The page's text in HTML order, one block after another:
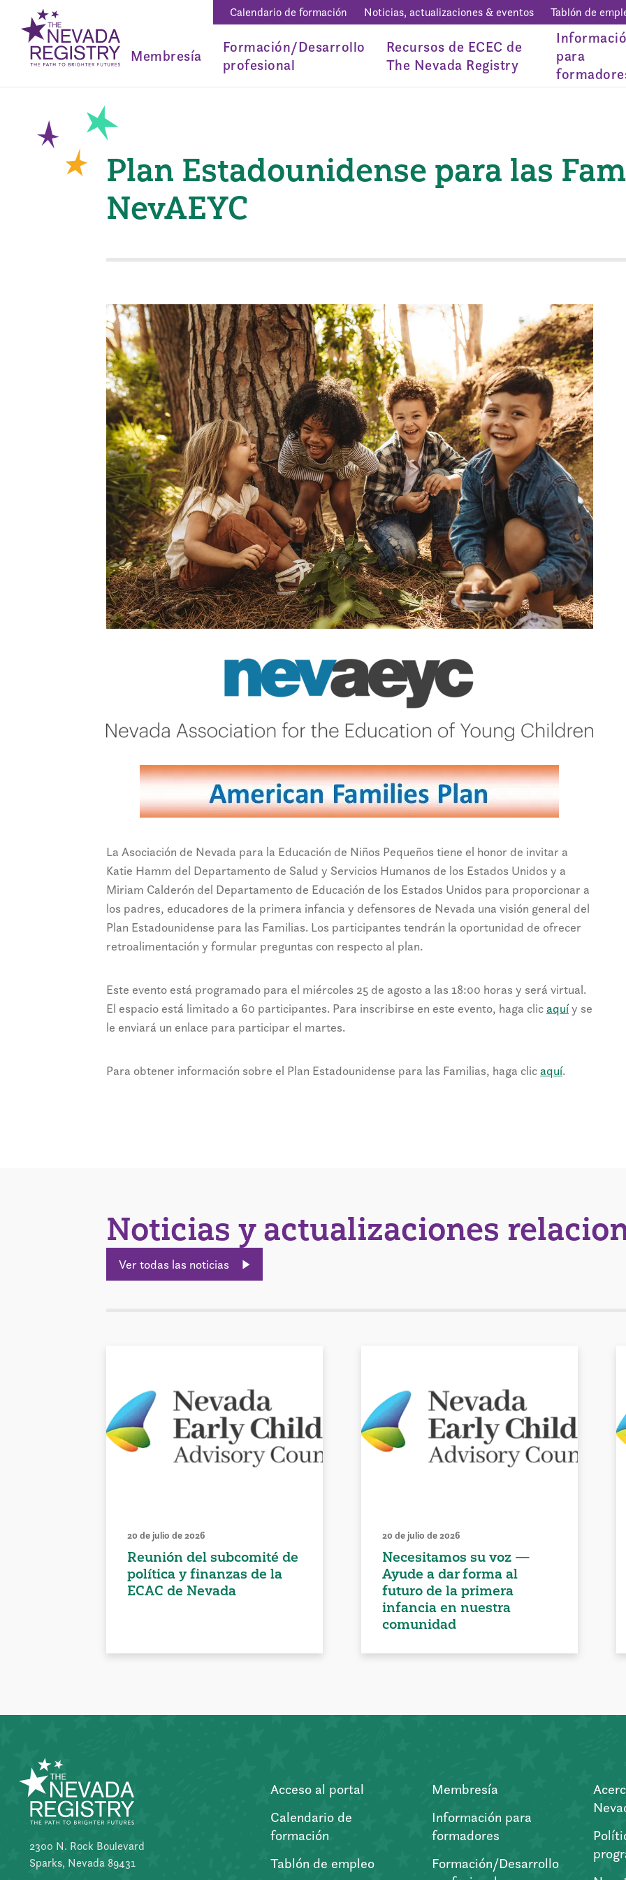
Calendario de formación Noticias, actualizaciones & eventos Tablón de
Membresía
Formación/Desarrollo
profesional
Recursos de ECEC de
The Nevada Registry
para
Plan Estadounidense para las
NevAEYC
La Asociación de Nevada para la Educación de Niños Pequeños tiene el honor de invitar a
Katie Hamm del Departamento de Salud y Servicios Humanos de los Estados Unidos y a
Miriam Calderón del Departamento de Educación de los Estados Unidos para proporcionar a
los padres, educadores de la primera infancia y defensores de Nevada una visión general del
Plan Estadounidense para las Familias. Los participantes tendrán la oportunidad de ofrecer
retroalimentación y formular preguntas con respecto al plan.
Este evento está programado para el miércoles 25 de agosto a las 18:00 horas y será virtual.
El espacio está limitado a 60 participantes. Para inscribirse en este evento, haga clicaquíy se
le enviará un enlace para participar el martes.
Para obtener información sobre el Plan Estadounidense para las Familias, haga clicaquí.
Noticias y actualizaciones
Ver todas las noticias
20 de julio de 2026
Reunión del subcomité de
política y finanzas de la
ECAC de Nevada
20 de julio de 2026
Necesitamos su voz —
Ayude a dar forma al
futuro de la primera
infancia en nuestra
comunidad
2300 N. Rock Boulevard
Sparks, Nevada 89431
Acceso al portal
Calendario de
formación
Tablón de empleo
Membresía
Información para
formadores
Formación/Desarrollo